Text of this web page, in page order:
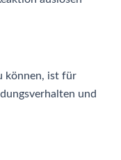
können, ist für
und